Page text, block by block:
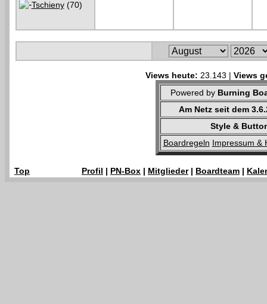
Tschieny(70)
Views heute: 23.143 | Views
Powered by Burning
Am Netz seit dem
Style &
Boardregeln Impressum &
Top Profil | PN-Box | Mitglieder| Boardteam |